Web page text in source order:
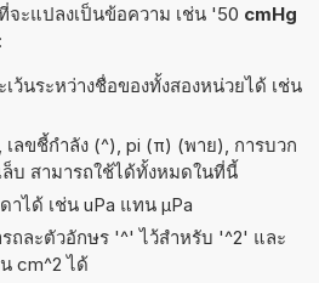
จะแปลงเป็นข้อความ เช่น '50 cmHg
นระหว่างชื่อของทั้งสองหน่วยได้ เช่น
ขชี้กำลัง (^), pi (π) (พาย), การบวก
บ สามารถใช้ได้ทั้งหมดในที่นี้
ได้ เช่น uPa แทน µPa
ถละตัวอักษร '^' ไว้สำหรับ '^2' และ
cm^2 ได้